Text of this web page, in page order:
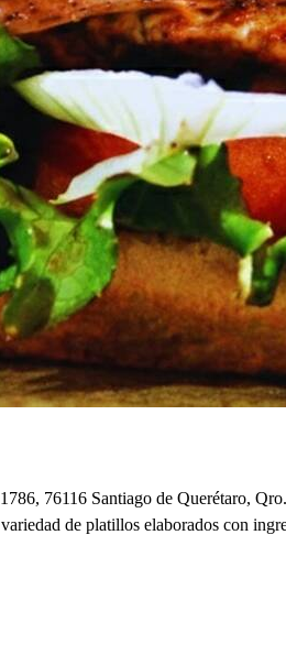
76116 Santiago de Querétaro,
de platillos elaborados con